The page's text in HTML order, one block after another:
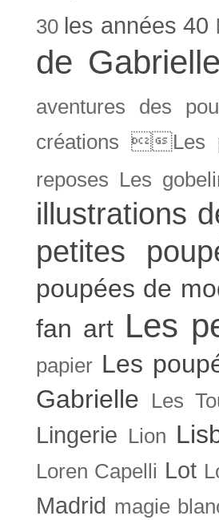
30 les années 40
de Gabrielle
aventures des
créations Les
reposes Les
illustrations
petites
poupées de
fan art Les
papier Les
Gabrielle
Les
Lingerie Lion
Loren Capelli Lot
Madrid magie